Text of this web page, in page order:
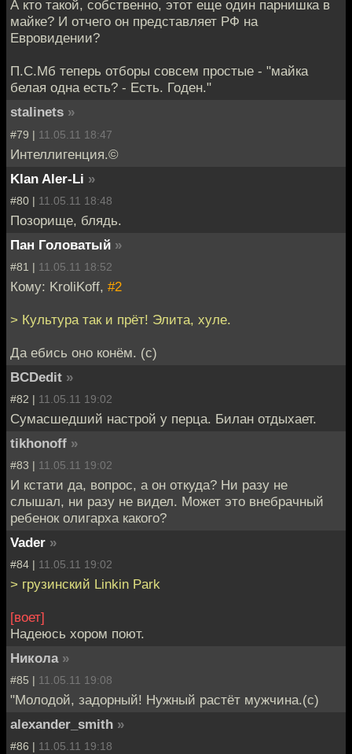
А кто такой, собственно, этот еще один парнишка в
майке? И отчего он представляет РФ на
Евровидении?
П.С.Мб теперь отборы совсем простые - "майка
белая одна есть? - Есть. Годен."
stalinets »
#79 | 11.05.11 18:47
Интеллигенция.©
Klan Aler-Li »
#80 | 11.05.11 18:48
Позорище, блядь.
Пан Головатый »
#81 | 11.05.11 18:52
Кому: KroliKoff, #2
> Культура так и прёт! Элита, хуле.
Да ебись оно конём. (с)
BCDedit »
#82 | 11.05.11 19:02
Сумасшедший настрой у перца. Билан отдыхает.
tikhonoff »
#83 | 11.05.11 19:02
И кстати да, вопрос, а он откуда? Ни разу не
слышал, ни разу не видел. Может это внебрачный
ребенок олигарха какого?
Vader »
#84 | 11.05.11 19:02
> грузинский Linkin Park
[воет]
Надеюсь хором поют.
Никола »
#85 | 11.05.11 19:08
"Молодой, задорный! Нужный растёт мужчина.(с)
alexander_smith »
#86 | 11.05.11 19:18